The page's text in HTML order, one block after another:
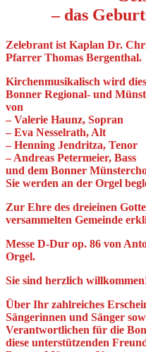
– das
Zelebrant ist Kaplan Dr.
Pfarrer Thomas Bergenthal.
Kirchenmusikalisch wird
Bonner Regional- und
von
– Valerie Haunz, Sopran
– Eva Nesselrath, Alt
– Henning Jendritza, Tenor
– Andreas Petermeier, Bass
und dem Bonner
Sie werden an der Orgel
Zur Ehre des dreieinen
versammelten Gemeinde
Messe D-Dur op. 86 von
Orgel.
Sie sind herzlich
Über Ihr zahlreiches
Sängerinnen und Sänger
Verantwortlichen für die
diese unterstützenden